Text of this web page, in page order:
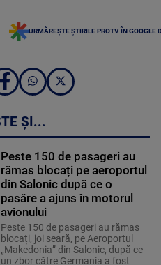
URMĂREȘTE ȘTIRILE PROTV ÎN GOOGLE
ȘI...
Peste 150 de pasageri au
rămas blocați pe aeroportul
din Salonic după ce o
pasăre a ajuns în motorul
avionului
Peste 150 de pasageri au rămas
blocați, joi seară, pe Aeroportul
„Makedonia” din Salonic, după ce
un zbor către Germania a fost